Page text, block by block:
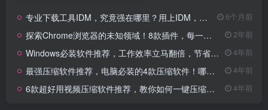
专业下载工具IDM，究竟强在哪里？用上IDM，体验飞一般的感觉！ 6个月前
探索Chrome浏览器的未知领域！8款插件，每一个都是你浏览的必备良伴！ 2年前
Windows必装软件推荐，工作效率立马翻倍，节省更多时间来摸鱼！Windows必装软件推荐第二期【建议收藏】 4年前
最强压缩软件推荐，电脑必装的4款压缩软件！哪款是你心目中的最强压缩软件呢？ 4年前
6款超好用视频压缩软件推荐，教你如何一键压缩视频，没有画质损失，再也不用担心硬盘爆掉了！ 4年前